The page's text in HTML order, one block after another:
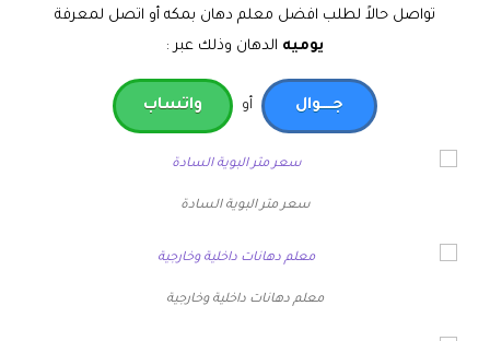
تواصل حالاً لطلب افضل معلم دهان بمكه أو اتصل لمعرفة
يوميه الدهان وذلك عبر :
جـــــوال أو واتساب
سعر متر البوية السادة
معلم دهانات داخلية وخارجية